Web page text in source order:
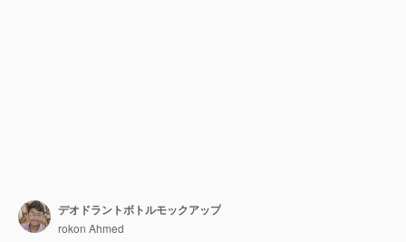
デオドラントボトルモックアップ
rokon Ahmed